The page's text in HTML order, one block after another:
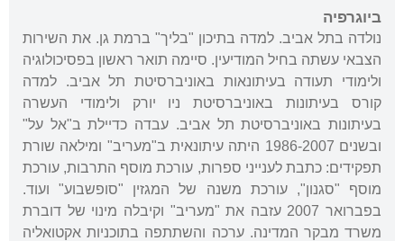
ביוגרפיה
נולדה בתל אביב. למדה בתיכון "בליך" ברמת גן. את השירות
הצבאי עשתה בחיל המודיעין. סיימה תואר ראשון בפסיכולוגיה
ולימודי תעודה בעיתונאות באוניברסיטת תל אביב. למדה
קורס בעיתונות באוניברסיטת ניו יורק ולימודי העשרה
בעיתונות באוניברסיטת תל אביב. עבדה כדיילת ב"אל על"
ובשנים 1986-2007 היתה עיתונאית ב"מעריב" ומילאה שורת
תפקידים: כתבת לענייני ספרות, עורכת מוסף התרבות, עורכת
מוסף "סגנון", עורכת משנה של המגזין "סופשבוע" ועוד.
בפברואר 2007 עזבה את "מעריב" וקיבלה מינוי של דוברת
משרד מבקר המדינה. ערכה והשתתפה בתוכניות אקטואליה